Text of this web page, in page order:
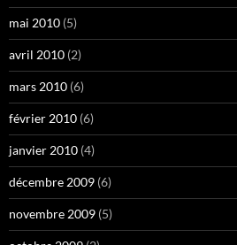
mai 2010 (5)
avril 2010 (2)
mars 2010 (6)
février 2010 (6)
janvier 2010 (4)
décembre 2009 (6)
novembre 2009 (5)